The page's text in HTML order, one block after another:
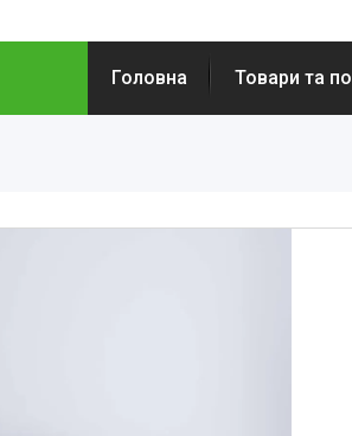
Головна Товари та